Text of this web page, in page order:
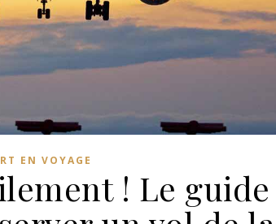
EN VOYAGE
! Le guide